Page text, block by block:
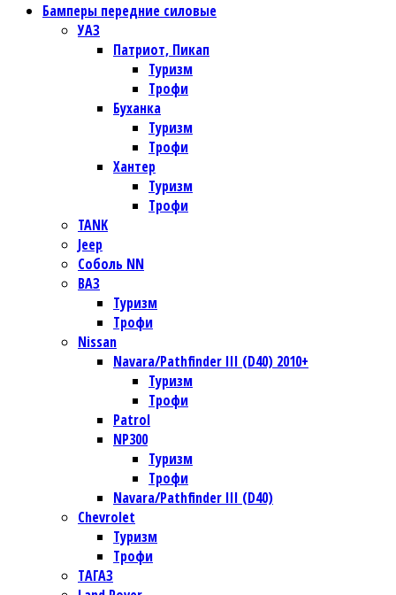
Бамперы передние силовые
УАЗ
Патриот, Пикап
Туризм
Трофи
Буханка
Туризм
Трофи
Хантер
Туризм
Трофи
TANK
Jeep
Соболь NN
ВАЗ
Туризм
Трофи
Nissan
Navara/Pathfinder III (D40) 2010+
Туризм
Трофи
Patrol
NP300
Туризм
Трофи
Navara/Pathfinder III (D40)
Chevrolet
Туризм
Трофи
TАГАЗ